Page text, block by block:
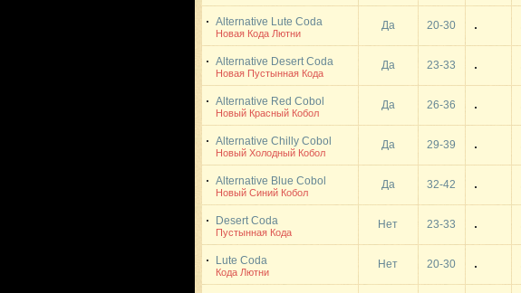
Alternative Lute Coda
Новая Кода Лютни
Да 20-30
Alternative Desert Coda
Новая Пустынная Кода
Да 23-33
Alternative Red Cobol
Новый Красный Кобол
Да 26-36
Alternative Chilly Cobol
Новый Холодный Кобол
Да 29-39
Alternative Blue Cobol
Новый Синий Кобол
Да 32-42
Desert Coda
Пустынная Кода
Нет 23-33
Lute Coda
Кода Лютни
Нет 20-30